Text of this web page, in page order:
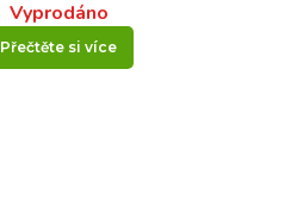
Vyprodáno
Přečtěte si více